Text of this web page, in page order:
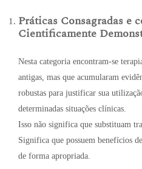
Práticas Consagradas e
Cientificamente
Nesta categoria encontram-se
antigas, mas que acumularam
robustas para justificar sua
determinadas situações clínicas.
Isso não significa que substituam
Significa que possuem benefícios
de forma apropriada.